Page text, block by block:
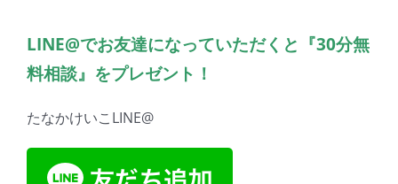
LINE@でお友達になっていただくと『30分無
料相談』をプレゼント！
たなかけいこLINE@